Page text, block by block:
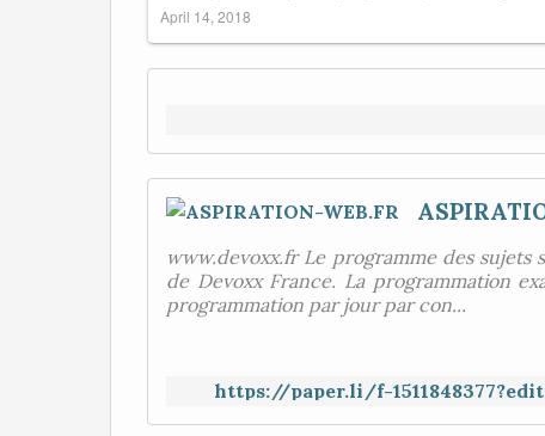
April 14, 2018
www.devoxx.fr Le programme des
de Devoxx France. La programmation
programmation par jour par con...
https://paper.li/f-